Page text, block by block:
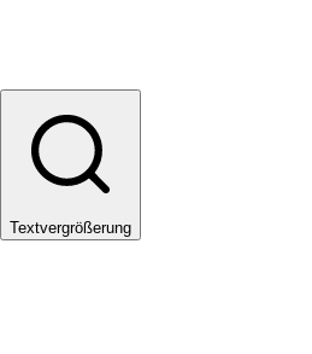
Textvergrößerung